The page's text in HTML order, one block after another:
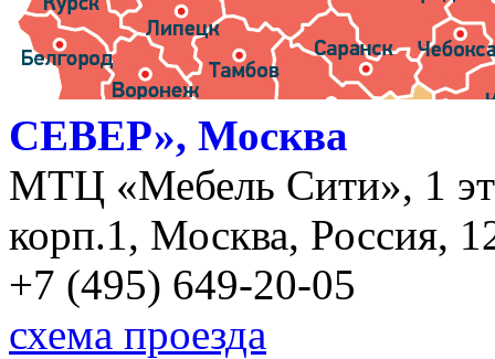
СЕВЕР», Москва
МТЦ «Мебель Сити», 1
корп.1, Москва, Россия,
+7 (495) 649-20-05
схема проезда